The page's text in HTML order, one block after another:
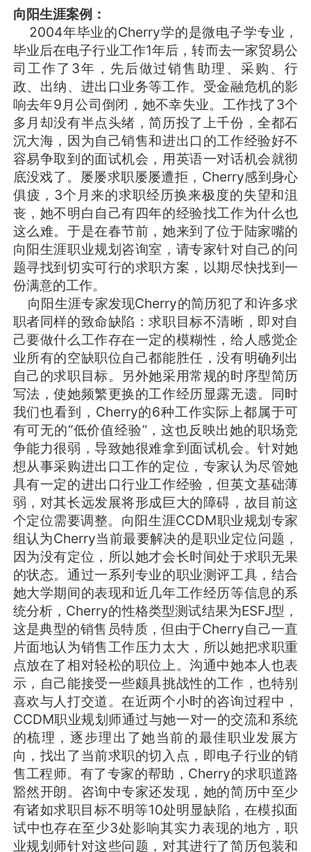
向阳生涯案例：
2004年毕业的Cherry学的是微电子学专业，
毕业后在电子行业工作1年后，转而去一家贸易公
司工作了3年，先后做过销售助理、采购、行
政、出纳、进出口业务等工作。受金融危机的影
响去年9月公司倒闭，她不幸失业。工作找了3个
多月却没有半点头绪，简历投了上千份，全都石
沉大海，因为自己销售和进出口的工作经验好不
容易争取到的面试机会，用英语一对话机会就彻
底没戏了。屡屡求职屡屡遭拒，Cherry感到身心
俱疲，3个月来的求职经历换来极度的失望和沮
丧，她不明白自己有四年的经验找工作为什么也
这么难。于是在春节前，她来到了位于陆家嘴的
向阳生涯职业规划咨询室，请专家针对自己的问
题寻找到切实可行的求职方案，以期尽快找到一
份满意的工作。
向阳生涯专家发现Cherry的简历犯了和许多求
职者同样的致命缺陷：求职目标不清晰，即对自
己要做什么工作存在一定的模糊性，给人感觉企
业所有的空缺职位自己都能胜任，没有明确列出
自己的求职目标。另外她采用常规的时序型简历
写法，使她频繁更换的工作经历显露无遗。同时
我们也看到，Cherry的6种工作实际上都属于可
有可无的“低价值经验”，这也反映出她的职场竞
争能力很弱，导致她很难拿到面试机会。针对她
想从事采购进出口工作的定位，专家认为尽管她
具有一定的进出口行业工作经验，但英文基础薄
弱，对其长远发展将形成巨大的障碍，故目前这
个定位需要调整。向阳生涯CCDM职业规划专家
组认为Cherry当前最要解决的是职业定位问题，
因为没有定位，所以她才会长时间处于求职无果
的状态。通过一系列专业的职业测评工具，结合
她大学期间的表现和近几年工作经历等信息的系
统分析，Cherry的性格类型测试结果为ESFJ型，
这是典型的销售员特质，但由于Cherry自己一直
片面地认为销售工作压力太大，所以她把求职重
点放在了相对轻松的职位上。沟通中她本人也表
示，自己能接受一些颇具挑战性的工作，也特别
喜欢与人打交道。在近两个小时的咨询过程中，
CCDM职业规划师通过与她一对一的交流和系统
的梳理，逐步理出了她当前的最佳职业发展方
向，找出了当前求职的切入点，即电子行业的销
售工程师。有了专家的帮助，Cherry的求职道路
豁然开朗。咨询中专家还发现，她的简历中至少
有诸如求职目标不明等10处明显缺陷，在模拟面
试中也存在至少3处影响其实力表现的地方，职
业规划师针对这些问题，对其进行了简历包装和